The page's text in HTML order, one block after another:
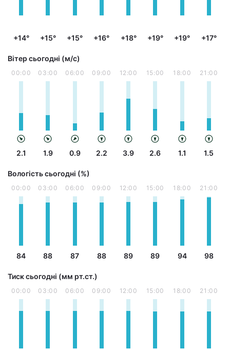
+14° +15° +15° +16° +18° +19° +19° +17°
Вітер сьогодні (м/с)
00:00
2.1
03:00
1.9
06:00
0.9
09:00
2.2
12:00
3.9
15:00
2.6
18:00
1.1
21:00
1.5
Вологість сьогодні (%)
00:00
84
03:00
88
06:00
87
09:00
88
12:00
89
15:00
89
18:00
94
21:00
98
Тиск сьогодні (мм рт.ст.)
00:00 03:00 06:00 09:00 12:00 15:00 18:00 21:00